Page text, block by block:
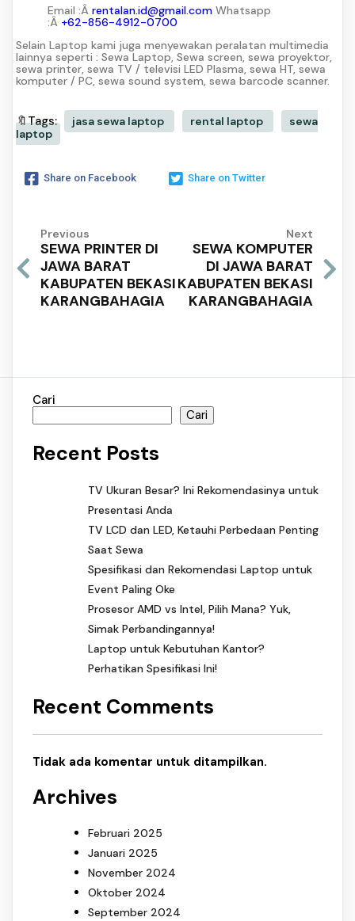
Email :Â rentalan.id@gmail.com Whatsapp
:Â +62-856-4912-0700
Selain Laptop kami juga menyewakan peralatan multimedia
lainnya seperti : Sewa Laptop, Sewa screen, sewa proyektor,
sewa printer, sewa TV / televisi LED Plasma, sewa HT, sewa
komputer / PC, sewa sound system, sewa barcode scanner.
🔖Tags: jasa sewa laptop rental laptop
sewa
laptop
Share on Facebook Share on Twitter
Previous
SEWA PRINTER DI
JAWA BARAT
KABUPATEN BEKASI
KARANGBAHAGIA
Next
SEWA KOMPUTER
DI JAWA BARAT
KABUPATEN BEKASI
KARANGBAHAGIA
Cari
Cari
Recent Posts
TV Ukuran Besar? Ini Rekomendasinya untuk
Presentasi Anda
TV LCD dan LED, Ketauhi Perbedaan Penting
Saat Sewa
Spesifikasi dan Rekomendasi Laptop untuk
Event Paling Oke
Prosesor AMD vs Intel, Pilih Mana? Yuk,
Simak Perbandingannya!
Laptop untuk Kebutuhan Kantor?
Perhatikan Spesifikasi Ini!
Recent Comments
Tidak ada komentar untuk ditampilkan.
Archives
Februari 2025
Januari 2025
November 2024
Oktober 2024
September 2024